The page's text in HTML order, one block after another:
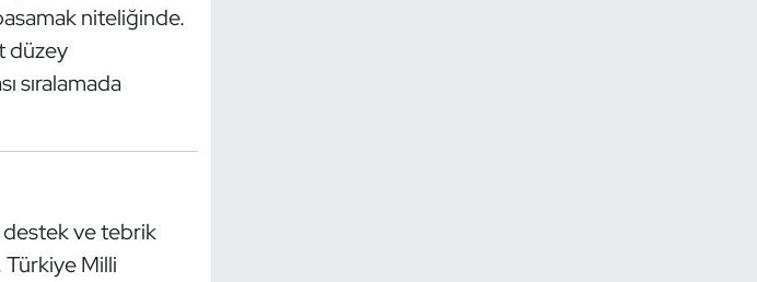
niteliğinde.
düzey
sıralamada
destek ve tebrik
Türkiye Milli